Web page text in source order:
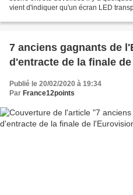
vient d'indiquer qu'un écran LED
7 anciens gagnants de
d'entracte de la finale
Publié le 20/02/2020 à 19:34
Par France12points